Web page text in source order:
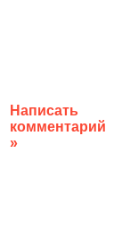
Написать
комментарий
»